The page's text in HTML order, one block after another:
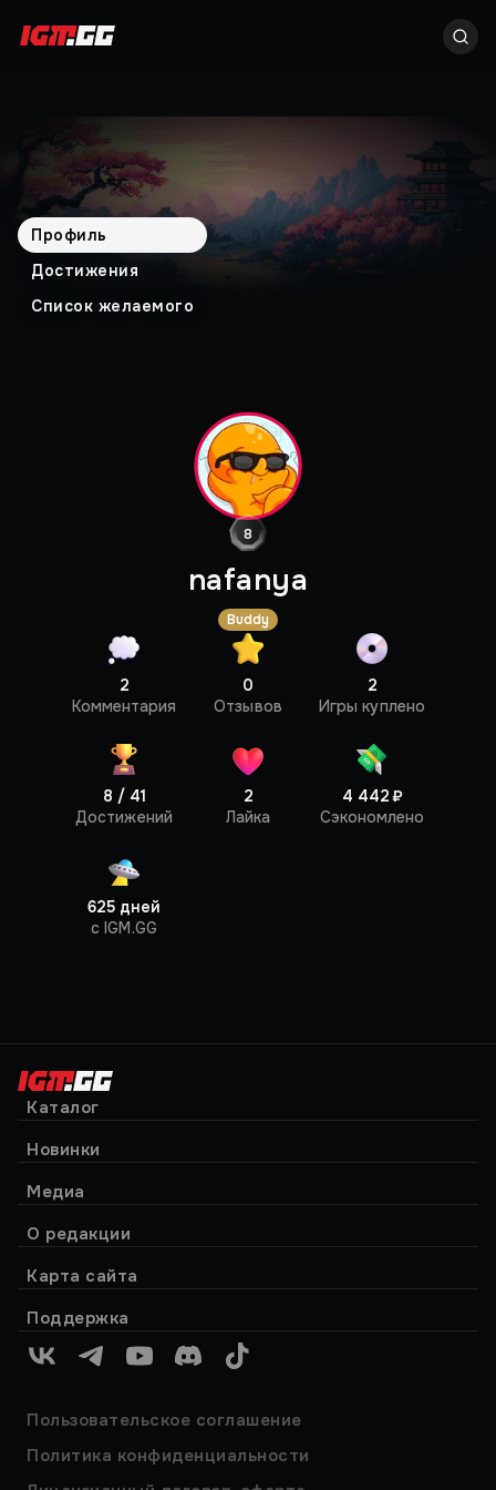
Профиль
Достижения
Список желаемого
Профиль
8
nafanya
Buddy
2
Комментария
0
Отзывов
2
Игры куплено
8 / 41
Достижений
2
Лайка
4 442 ₽
Сэкономлено
625 дней
c IGM.GG
Каталог
Новинки
Медиа
О редакции
Карта сайта
Поддержка
VK TelegramYouTubeDiscordTikTok
Пользовательское соглашение
Политика конфиденциальности